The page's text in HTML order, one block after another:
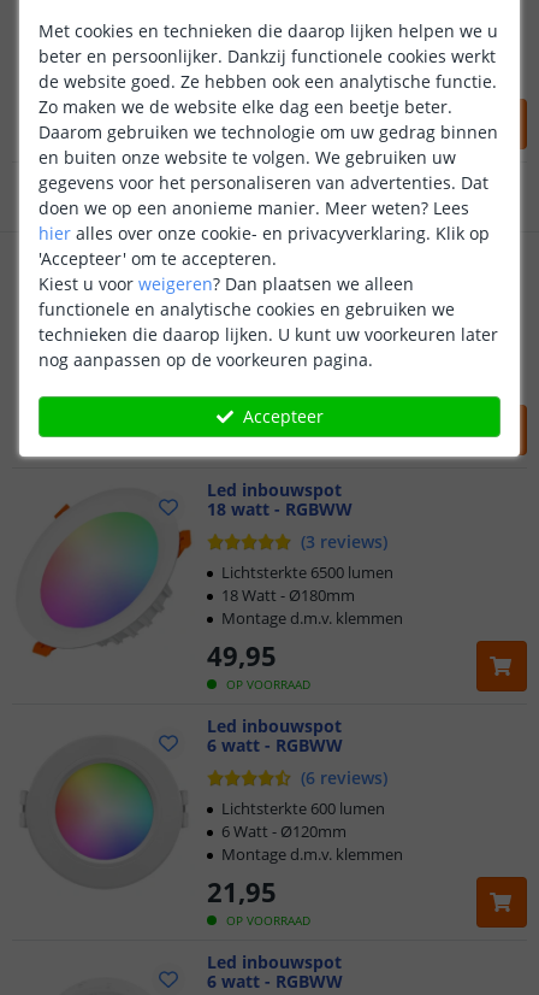
OP VOORRAAD
26,99
Lichtsterkte 600 lumen
Werkt met de Yeelight app
Stabiele connectie via Mesh
Voor 23:45 uur besteld,morgen in huis
2 jaar garantie
Gratis verzending vanaf € 20,-
Klantbeoordeling 9.1
Voor 23:45 uur besteld,
Yeelight - Spotlight
5 watt - Dual White
26 ,99
Lichtsterkte 320 lumen
Werkt met de Yeelight app
Led inbouwspot
18 watt - RGBWW
(3 reviews)
OP VOORRAAD
49,95
Lichtsterkte 6500 lumen
18 Watt - Ø180mm
Montage d.m.v. klemmen
Led inbouwspot
6 watt - RGBWW
(6 reviews)
OP VOORRAAD
21,95
Lichtsterkte 600 lumen
6 Watt - Ø120mm
Montage d.m.v. klemmen
Led inbouwspot
6 watt - RGBWW
Met cookies en technieken die daarop lijken helpen we u
beter en persoonlijker. Dankzij functionele cookies werkt
de website goed. Ze hebben ook een analytische functie.
Zo maken we de website elke dag een beetje beter.
Daarom gebruiken we technologie om uw gedrag binnen
en buiten onze website te volgen. We gebruiken uw
gegevens voor het personaliseren van advertenties. Dat
doen we op een anonieme manier. Meer weten? Lees
hier alles over onze cookie- en privacyverklaring. Klik op
'Accepteer' om te accepteren.
Kiest u voor weigeren? Dan plaatsen we alleen
functionele en analytische cookies en gebruiken we
technieken die daarop lijken. U kunt uw voorkeuren later
nog aanpassen op de voorkeuren pagina.
Accepteer